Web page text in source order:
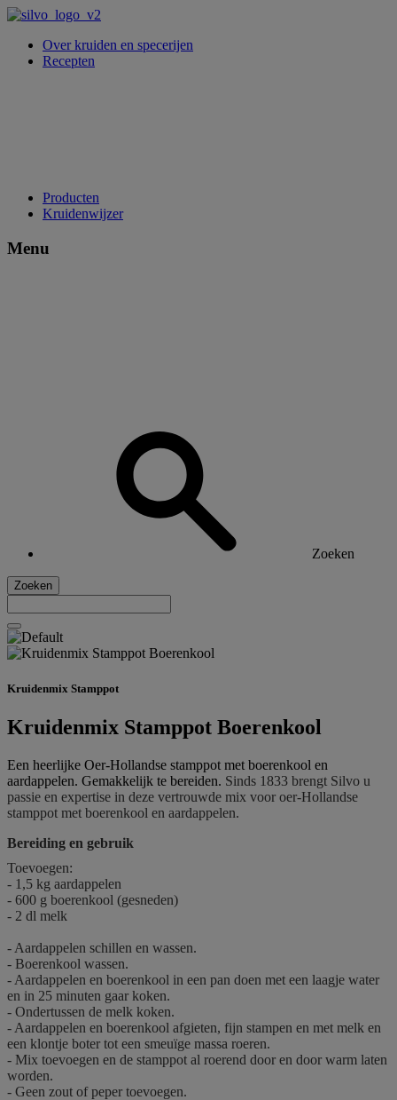
Over kruiden en specerijen
Recepten
Producten
Kruidenwijzer
Menu
Zoeken
Zoeken
Kruidenmix Stamppot
Kruidenmix Stamppot Boerenkool
Een heerlijke Oer-Hollandse stamppot met boerenkool en
aardappelen. Gemakkelijk te bereiden. Sinds 1833 brengt Silvo u
passie en expertise in deze vertrouwde mix voor oer-Hollandse
stamppot met boerenkool en aardappelen.
Bereiding en gebruik
Toevoegen:
- 1,5 kg aardappelen
- 600 g boerenkool (gesneden)
- 2 dl melk
- Aardappelen schillen en wassen.
- Boerenkool wassen.
- Aardappelen en boerenkool in een pan doen met een laagje water
en in 25 minuten gaar koken.
- Ondertussen de melk koken.
- Aardappelen en boerenkool afgieten, fijn stampen en met melk en
een klontje boter tot een smeuïge massa roeren.
- Mix toevoegen en de stamppot al roerend door en door warm laten
worden.
- Geen zout of peper toevoegen.